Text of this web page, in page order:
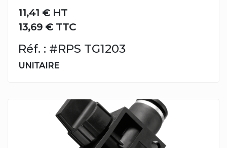
11,41 € HT
13,69 € TTC
Réf. : #RPS TG1203
UNITAIRE